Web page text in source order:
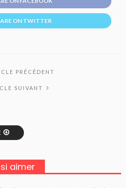
ON TWITTER
PRÉCÉDENT
SUIVANT
aimer